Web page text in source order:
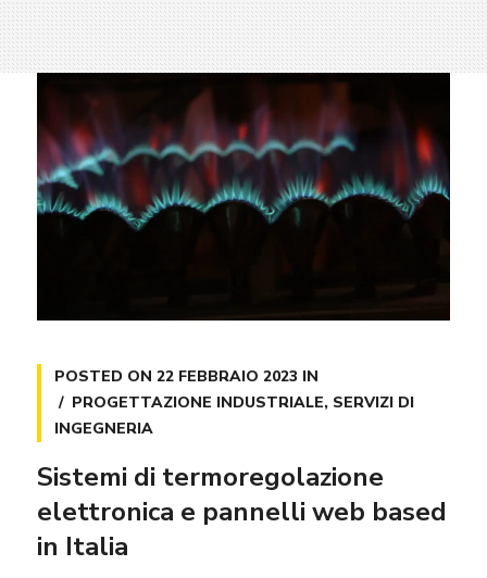
POSTED ON 22 FEBBRAIO 2023 IN
PROGETTAZIONE INDUSTRIALE, SERVIZI DI
INGEGNERIA
Sistemi di termoregolazione
elettronica e pannelli web based
in Italia